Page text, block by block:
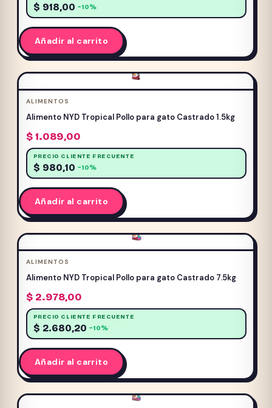
$ 918,00 −10%
Añadir al carrito
ALIMENTOS
Alimento NYD Tropical Pollo para gato Castrado 1.5kg
$1.089,00
PRECIO CLIENTE FRECUENTE
$ 980,10 −10%
Añadir al carrito
ALIMENTOS
Alimento NYD Tropical Pollo para gato Castrado 7.5kg
$2.978,00
PRECIO CLIENTE FRECUENTE
$ 2.680,20 −10%
Añadir al carrito